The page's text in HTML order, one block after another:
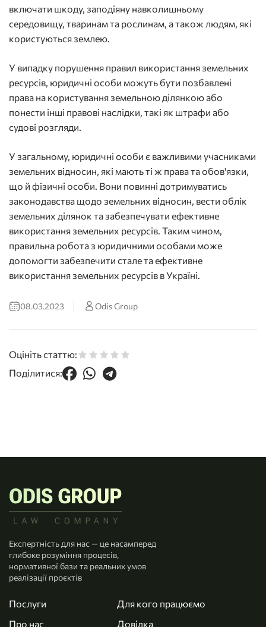
включати шкоду, заподіяну навколишньому
середовищу, тваринам та рослинам, а також людям, які
користуються землею.
У випадку порушення правил використання земельних
ресурсів, юридичні особи можуть бути позбавлені
права на користування земельною ділянкою або
понести інші правові наслідки, такі як штрафи або
судові розгляди.
У загальному, юридичні особи є важливими учасниками
земельних відносин, які мають ті ж права та обов'язки,
що й фізичні особи. Вони повинні дотримуватись
законодавства щодо земельних відносин, вести облік
земельних ділянок та забезпечувати ефективне
використання земельних ресурсів. Таким чином,
правильна робота з юридичними особами може
допомогти забезпечити стале та ефективне
використання земельних ресурсів в Україні.
08.03.2023 Odis Group
Оцініть статтю:
Поділитися:
Експертність для нас — це насамперед
глибоке розуміння процесів,
нормативної бази та реальних умов
реалізації проєктів
Послуги
Для кого працюємо
Про нас
Довідка